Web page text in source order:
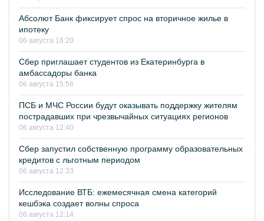
Абсолют Банк фиксирует спрос на вторичное жилье в
ипотеку
06 августа 16:20
Сбер приглашает студентов из Екатеринбурга в
амбассадоры банка
06 августа 15:56
ПСБ и МЧС России будут оказывать поддержку жителям
пострадавших при чрезвычайных ситуациях регионов
06 августа 12:40
Сбер запустил собственную программу образовательных
кредитов с льготным периодом
06 августа 12:33
Исследование ВТБ: ежемесячная смена категорий
кешбэка создает волны спроса
06 августа 12:14